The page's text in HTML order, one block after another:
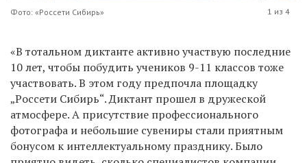
Фото: «Россети Сибирь» 1 из 4
«В тотальном диктанте активно участвую последние
10 лет, чтобы побудить учеников 9-11 классов тоже
участвовать. В этом году предпочла площадку
„Россети Сибирь“. Диктант прошел в дружеской
атмосфере. А присутствие профессионального
фотографа и небольшие сувениры стали приятным
бонусом к интеллектуальному празднику. Было